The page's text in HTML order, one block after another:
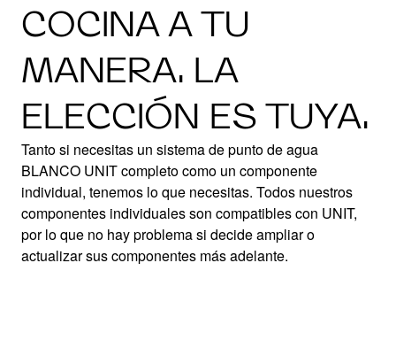
COCINA A TU
MANERA. LA
ELECCIÓN ES TUYA.
Tanto si necesitas un sistema de punto de agua
BLANCO UNIT completo como un componente
individual, tenemos lo que necesitas. Todos nuestros
componentes individuales son compatibles con UNIT,
por lo que no hay problema si decide ampliar o
actualizar sus componentes más adelante.